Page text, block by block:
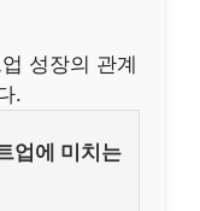
성장의 관계
.
업에 미치는